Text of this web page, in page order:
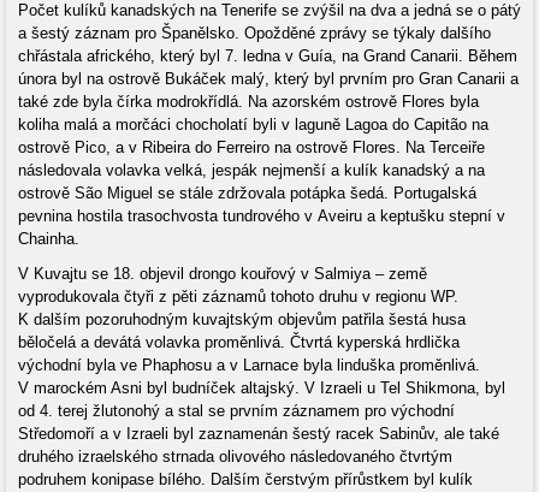
Počet kulíků kanadských na Tenerife se zvýšil na dva a jedná se o pátý
a šestý záznam pro Španělsko. Opožděné zprávy se týkaly dalšího
chřástala afrického, který byl 7. ledna v Guía, na Grand Canarii. Během
února byl na ostrově Bukáček malý, který byl prvním pro Gran Canarii a
také zde byla čírka modrokřídlá. Na azorském ostrově Flores byla
koliha malá a morčáci chocholatí byli v laguně Lagoa do Capitão na
ostrově Pico, a v Ribeira do Ferreiro na ostrově Flores. Na Terceiře
následovala volavka velká, jespák nejmenší a kulík kanadský a na
ostrově São Miguel se stále zdržovala potápka šedá. Portugalská
pevnina hostila trasochvosta tundrového v Aveiru a keptušku stepní v
Chainha.
V Kuvajtu se 18. objevil drongo kouřový v Salmiya – země
vyprodukovala čtyři z pěti záznamů tohoto druhu v regionu WP.
K dalším pozoruhodným kuvajtským objevům patřila šestá husa
běločelá a devátá volavka proměnlivá. Čtvrtá kyperská hrdlička
východní byla ve Phaphosu a v Larnace byla linduška proměnlivá.
V marockém Asni byl budníček altajský. V Izraeli u Tel Shikmona, byl
od 4. terej žlutonohý a stal se prvním záznamem pro východní
Středomoří a v Izraeli byl zaznamenán šestý racek Sabinův, ale také
druhého izraelského strnada olivového následovaného čtvrtým
podruhem konipase bílého. Dalším čerstvým přírůstkem byl kulík